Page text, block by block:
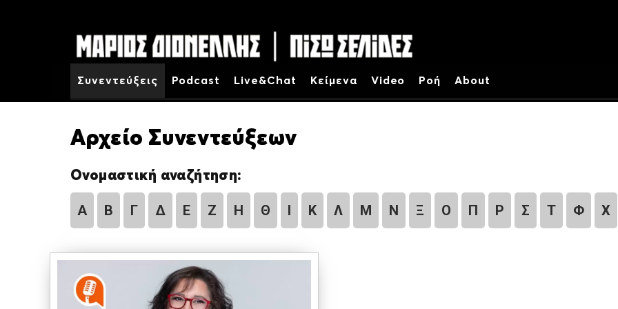
Συνεντεύξεις Podcast Live&Chat Κείμενα Video Ροή About
Αρχείο Συνεντεύξεων
Ονομαστική αναζήτηση:
Α Β Γ Δ Ε Ζ Η Θ Ι Κ Λ Μ Ν Ξ Ο Π Ρ Σ Τ Φ Χ